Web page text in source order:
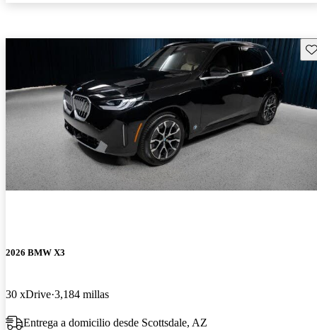
2026 BMW X3
30 xDrive 3,184 millas
Entrega a domicilio desde Scottsdale, AZ